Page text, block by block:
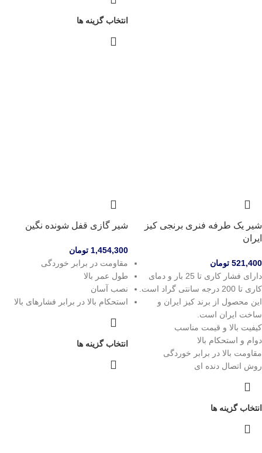
انتخاب گزینه ها
شیر یک طرفه فنری برنجی کیز
ایران
521,400 تومان
دارای فشار کاری تا 25 بار و دمای
کاری تا 200 درجه سانتی گراد است.
این محصول از برند کیز ایران و
ساخت ایران است.
کیفیت بالا و قیمت مناسب
دوام و استحکام بالا
مقاومت بالا در برابر خوردگی
روش اتصال دنده ای
انتخاب گزینه ها
شیر گازی قفل شونده نگین
1,454,300 تومان
مقاومت در برابر خوردگی
طول عمر بالا
نصب آسان
استحکام بالا در برابر فشارهای بالا
انتخاب گزینه ها